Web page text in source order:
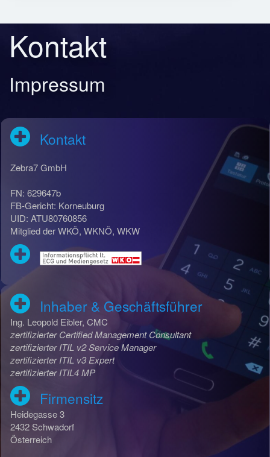
Kontakt
Impressum
Kontakt
Zebra7 GmbH
FN: 629647b
FB-Gericht: Korneuburg
UID: ATU80760856
Mitglied der WKÖ, WKNÖ, WKW
Inhaber & Geschäftsführer
Ing. Leopold Eibler, CMC
zertifizierter Certified Management Consultant
zertifizierter ITIL v2 Service Manager
zertifizierter ITIL v3 Expert
zertifizierter ITIL4 MP
Firmensitz
Heidegasse 3
2432 Schwadorf
Österreich